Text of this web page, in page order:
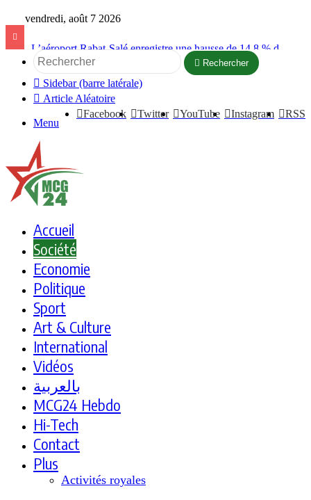
vendredi, août 7 2026
Rechercher
Sidebar (barre latérale)
Article Aléatoire
RSS
Instagram
YouTube
Twitter
Facebook
Menu
Accueil
Société
Economie
Politique
Sport
Art & Culture
International
Vidéos
بالعربية
MCG24 Hebdo
Hi-Tech
Contact
Plus
Activités royales